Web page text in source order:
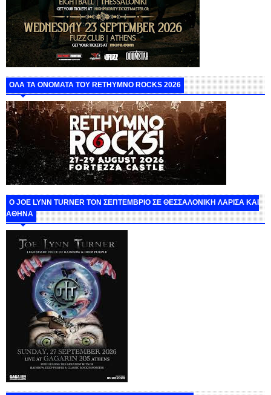
ΟΛΑ ΤΑ ΟΝΟΜΑΤΑ ΤΟΥ RETHYMNO ROCKS 2026
O JOE LYNN TURNER ΤΟΝ ΣΕΠΤΕΜΒΡΙΟ ΣΕ ΘΕΣΣΑΛΟΝΙΚΗ ΛΑΡΙΣΑ ΚΑΙ
ΑΘΗΝΑ